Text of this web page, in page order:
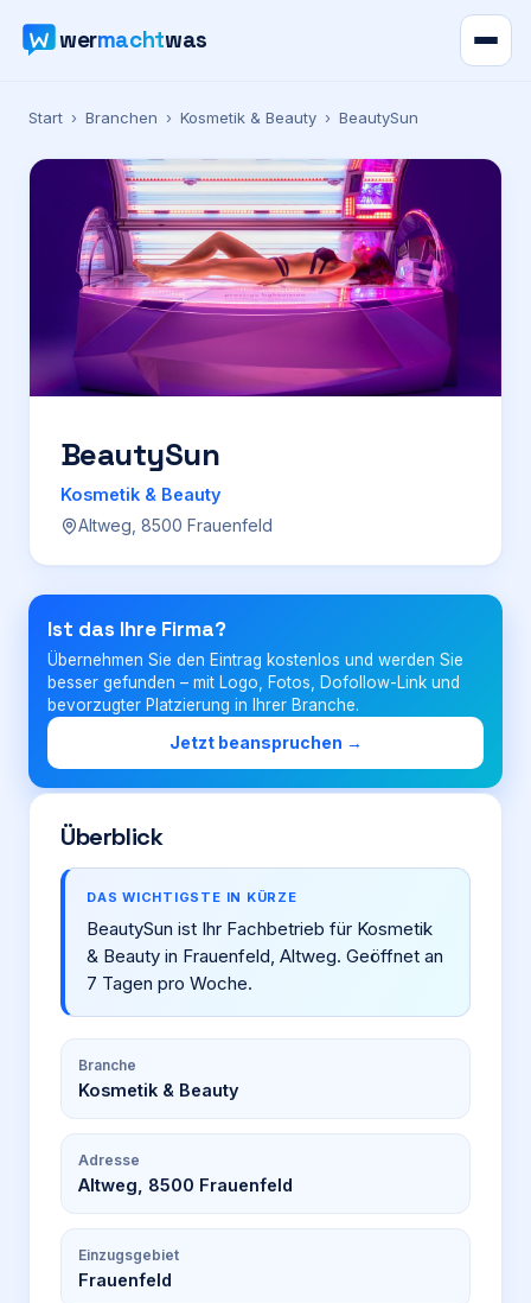
wermachtwas
Verzeichnis
Karte
Ratgeber
Werbung
Preise
Für Firmen
Login
Firma eintragen
Start › Branchen › Kosmetik & Beauty › BeautySun
BeautySun
Kosmetik & Beauty
Altweg, 8500 Frauenfeld
Ist das Ihre Firma?
Übernehmen Sie den Eintrag kostenlos und werden Sie
besser gefunden – mit Logo, Fotos, Dofollow-Link und
bevorzugter Platzierung in Ihrer Branche.
Jetzt beanspruchen →
Überblick
DAS WICHTIGSTE IN KÜRZE
BeautySun ist Ihr Fachbetrieb für Kosmetik
& Beauty in Frauenfeld, Altweg. Geöffnet an
7 Tagen pro Woche.
Branche
Kosmetik & Beauty
Adresse
Altweg, 8500 Frauenfeld
Einzugsgebiet
Frauenfeld